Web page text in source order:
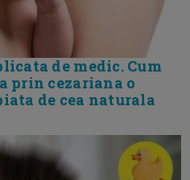
de medic. Cum
prin cezariana o
de cea naturala